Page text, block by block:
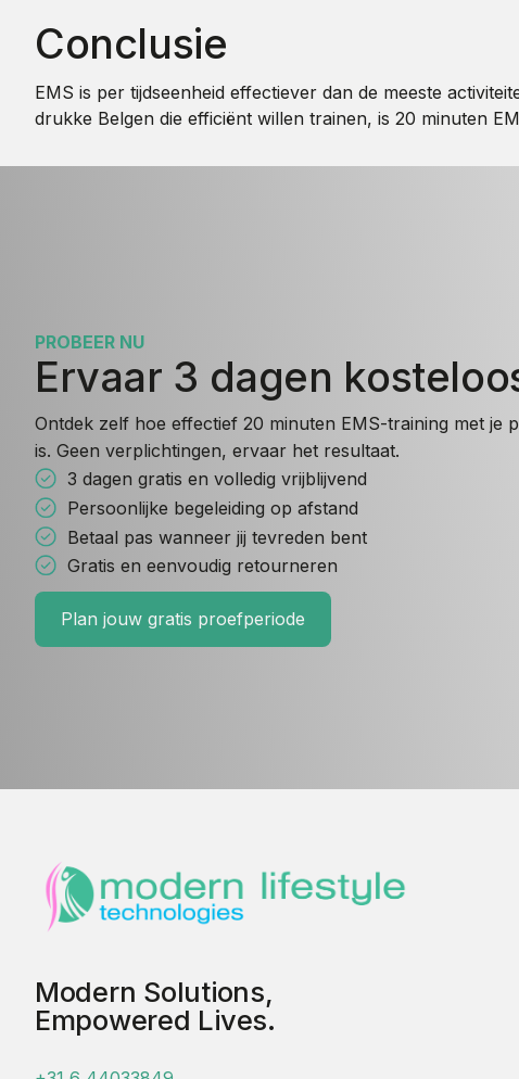
Conclusie
EMS is per tijdseenheid effectiever dan de meeste
drukke Belgen die efficiënt willen trainen, is 20 minuten
PROBEER NU
Ervaar 3 dagen
Ontdek zelf hoe effectief 20 minuten EMS-training met je
is. Geen verplichtingen, ervaar het resultaat.
3 dagen gratis en volledig vrijblijvend
Persoonlijke begeleiding op afstand
Betaal pas wanneer jij tevreden bent
Gratis en eenvoudig retourneren
Plan jouw gratis proefperiode
Modern Solutions,
Empowered Lives.